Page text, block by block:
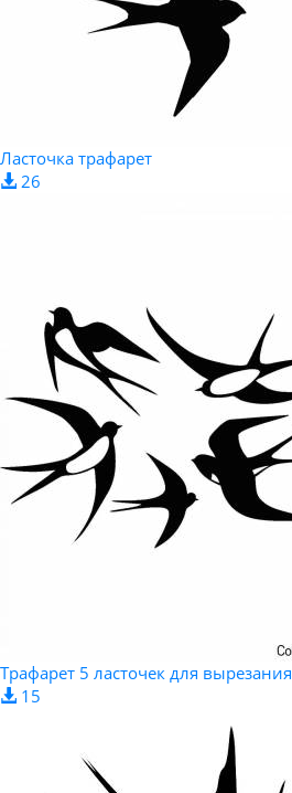
Ласточка трафарет
26
Трафарет 5 ласточек для вырезания
15